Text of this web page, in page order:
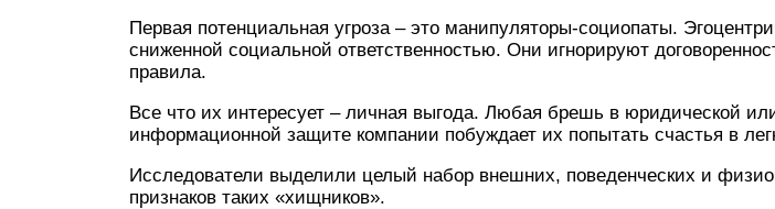
Первая потенциальная угроза – это манипуляторы-социопаты.
сниженной социальной ответственностью. Они игнорируют
правила.
Все что их интересует – личная выгода. Любая брешь в юридической
информационной защите компании побуждает их попытать счастья в
Исследователи выделили целый набор внешних, поведенческих и
признаков таких «хищников».